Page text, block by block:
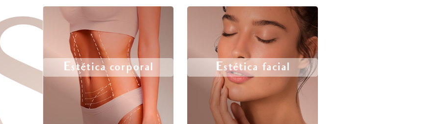
Estética corporal Estética facial